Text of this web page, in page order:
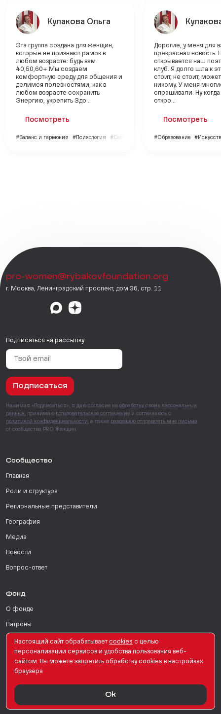
Кулакова Ольга
Эта группа создана для женщин,
которые не признают рамок в
любом возрасте: будь вам
40,50,60+.Мы создаем
комфортную среду для общения и
делимся полезностями, как в
любом возрасте сохранить
Энергию, укрепить Здо...
Посмотреть
#Баланс и гармония #Психология #Семья и дети
Дорогие, у меня для
прекрасная новость.
открывается наш
клуб. Я долго шла к
стоит, не стоит,
никому. У меня
спрашивали: Ну когда
откро...
Посмотреть
#Образование
pro-women@rybakovfoundation.org
г. Москва, Ленинградский проспект, дом 36, стр. 11
Подписаться на рассылку
Подписаться
Нажимая «Подписаться», я даю согласие на обработку своих персональных
данных , принимаю пользовательское соглашение и соглашаюсь с
политикой конфиденциальности , а также разрешаю отправлять мне письма
от сообщества PRO Женщин.
Сообщество
Главная
Роли и структура
Региональные представители
География
Медиа
Новости
Вопрос-ответ
Фонд
О фонде
Патроны
Поддержать
Для СМИ
© PRO Женщин. Все права защищены. 2026
Настоящий сайт обрабатывает сookies с целью
персонализации сервисов и удобства пользования веб-
сайтом. Вы можете запретить обработку сookies в настройках
браузера
Ok